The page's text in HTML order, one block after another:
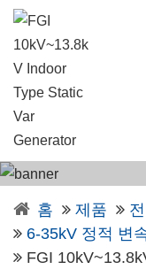
홈 제품
6-35kV 정적 변
FGI